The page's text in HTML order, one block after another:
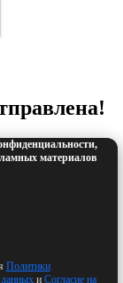
материалов
Политики
данныхи Согласие на